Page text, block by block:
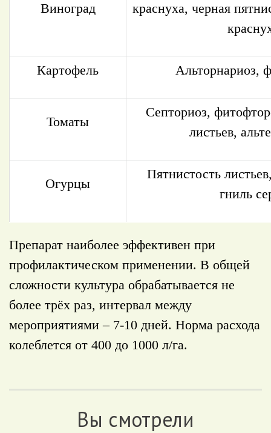
Виноград
краснуха, черная
Картофель Альторнариоз,
Томаты
Септориоз,
листьев,
Огурцы
Пятнистость
гниль
Препарат наиболее эффективен при
профилактическом применении. В общей
сложности культура обрабатывается не
более трёх раз, интервал между
мероприятиями – 7-10 дней. Норма расхода
колеблется от 400 до 1000 л/га.
Вы смотрели